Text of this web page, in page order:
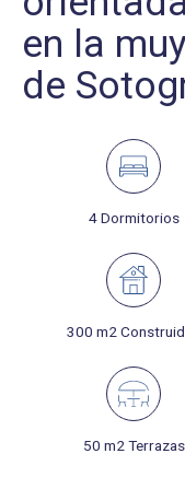
en la
de
4 Dormitorios
300 m2
50 m2 Terrazas